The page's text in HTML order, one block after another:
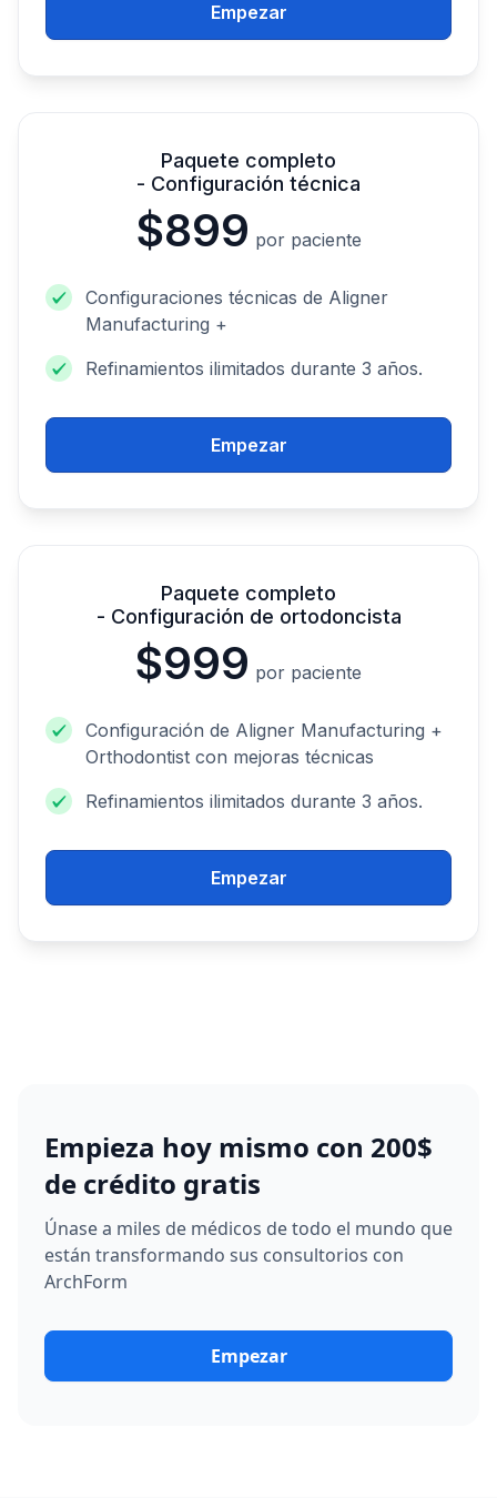
Empezar
Paquete completo
- Configuración técnica
$899 por paciente
Configuraciones técnicas de Aligner
Manufacturing +
Refinamientos ilimitados durante 3 años.
Empezar
Paquete completo
- Configuración de ortodoncista
$999 por paciente
Configuración de Aligner Manufacturing +
Orthodontist con mejoras técnicas
Refinamientos ilimitados durante 3 años.
Empezar
Empieza hoy mismo con 200$
de crédito gratis
Únase a miles de médicos de todo el mundo que
están transformando sus consultorios con
ArchForm
Empezar